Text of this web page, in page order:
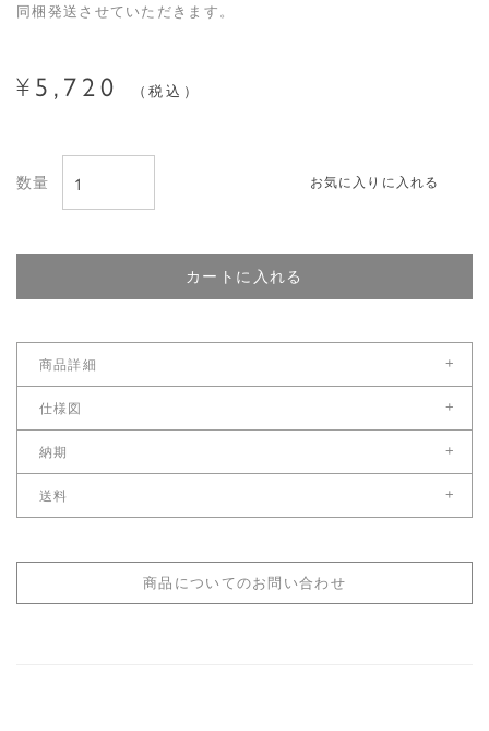
同梱発送させていただきます。
¥ 5,720 税込
お気に入りに入れる
カートに入れる
商品詳細 +
イギリス
保証
商品到着から１年
仕様図 +
納期
+
※お急ぎの場合は別途ご連絡ください。
こちら
なる場合もございます。
送料 +
商品についてのお問い合わせ